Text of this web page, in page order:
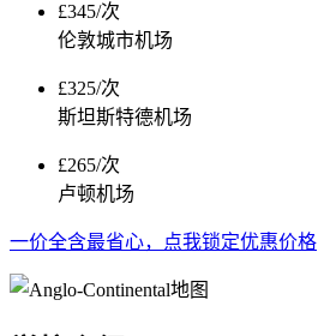
£345/次
伦敦城市机场
£325/次
斯坦斯特德机场
£265/次
卢顿机场
一价全含最省心，点我锁定优惠价格